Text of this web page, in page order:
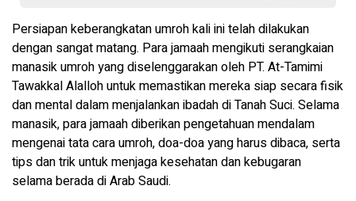
Persiapan keberangkatan umroh kali ini telah dilakukan
dengan sangat matang. Para jamaah mengikuti serangkaian
manasik umroh yang diselenggarakan oleh PT. At-Tamimi
Tawakkal Alalloh untuk memastikan mereka siap secara fisik
dan mental dalam menjalankan ibadah di Tanah Suci. Selama
manasik, para jamaah diberikan pengetahuan mendalam
mengenai tata cara umroh, doa-doa yang harus dibaca, serta
tips dan trik untuk menjaga kesehatan dan kebugaran
selama berada di Arab Saudi.